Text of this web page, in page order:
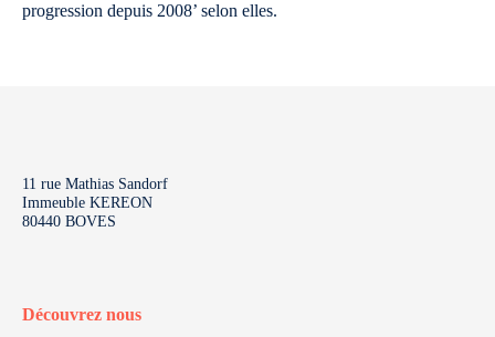
progression depuis 2008’ selon elles.
11 rue Mathias Sandorf
Immeuble KEREON
80440 BOVES
Découvrez nous